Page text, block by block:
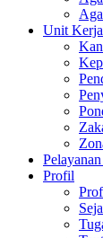
Unit Kerja
Profil